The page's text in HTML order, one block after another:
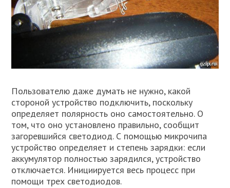
Пользователю даже думать не нужно, какой
стороной устройство подключить, поскольку
определяет полярность оно самостоятельно. О
том, что оно установлено правильно, сообщит
загоревшийся светодиод. С помощью микрочипа
устройство определяет и степень зарядки: если
аккумулятор полностью зарядился, устройство
отключается. Инициируется весь процесс при
помощи трех светодиодов.